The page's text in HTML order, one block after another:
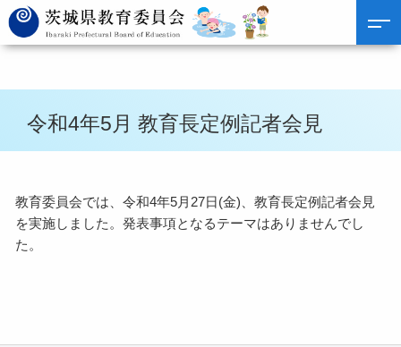
令和4年5月 教育長定例記者会見
教育委員会では、令和4年5月27日(金)、教育長定例記者会見
を実施しました。発表事項となるテーマはありませんでし
た。